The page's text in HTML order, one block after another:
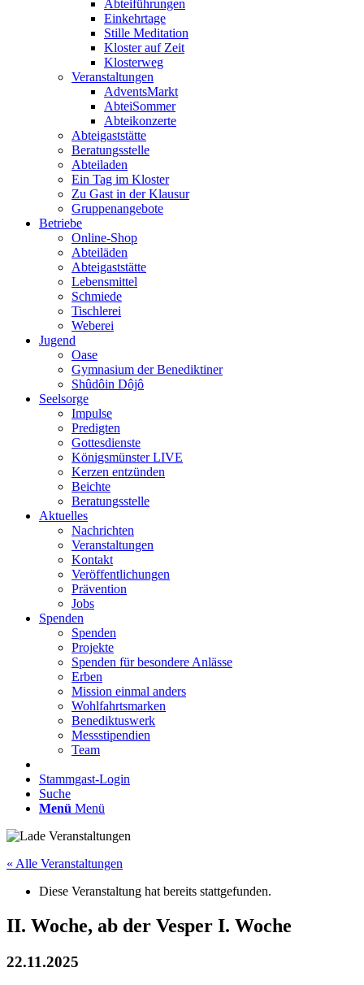
Abteiführungen
Einkehrtage
Stille Meditation
Kloster auf Zeit
Klosterweg
Veranstaltungen
AdventsMarkt
AbteiSommer
Abteikonzerte
Abteigaststätte
Beratungsstelle
Abteiladen
Ein Tag im Kloster
Zu Gast in der Klausur
Gruppenangebote
Betriebe
Online-Shop
Abteiläden
Abteigaststätte
Lebensmittel
Schmiede
Tischlerei
Weberei
Jugend
Oase
Gymnasium der Benediktiner
Shûdôin Dôjô
Seelsorge
Impulse
Predigten
Gottesdienste
Königsmünster LIVE
Kerzen entzünden
Beichte
Beratungsstelle
Aktuelles
Nachrichten
Veranstaltungen
Kontakt
Veröffentlichungen
Prävention
Jobs
Spenden
Spenden
Projekte
Spenden für besondere Anlässe
Erben
Mission einmal anders
Wohlfahrtsmarken
Benediktuswerk
Messstipendien
Team
Stammgast-Login
Suche
Menü Menü
« Alle Veranstaltungen
Diese Veranstaltung hat bereits stattgefunden.
II. Woche, ab der Vesper I. Woche
22.11.2025